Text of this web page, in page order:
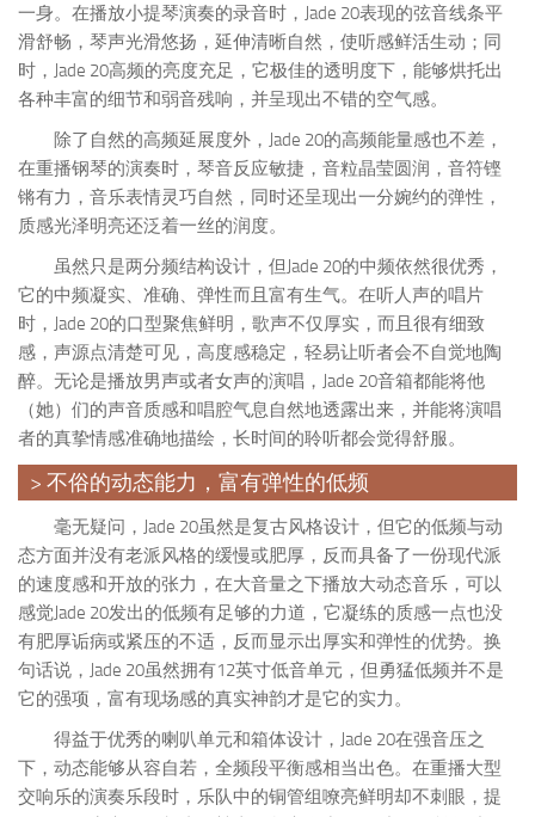
一身。在播放小提琴演奏的录音时，Jade 20表现的弦音线条平
滑舒畅，琴声光滑悠扬，延伸清晰自然，使听感鲜活生动；同
时，Jade 20高频的亮度充足，它极佳的透明度下，能够烘托出
各种丰富的细节和弱音残响，并呈现出不错的空气感。
除了自然的高频延展度外，Jade 20的高频能量感也不差，
在重播钢琴的演奏时，琴音反应敏捷，音粒晶莹圆润，音符铿
锵有力，音乐表情灵巧自然，同时还呈现出一分婉约的弹性，
质感光泽明亮还泛着一丝的润度。
虽然只是两分频结构设计，但Jade 20的中频依然很优秀，
它的中频凝实、准确、弹性而且富有生气。在听人声的唱片
时，Jade 20的口型聚焦鲜明，歌声不仅厚实，而且很有细致
感，声源点清楚可见，高度感稳定，轻易让听者会不自觉地陶
醉。无论是播放男声或者女声的演唱，Jade 20音箱都能将他
（她）们的声音质感和唱腔气息自然地透露出来，并能将演唱
者的真挚情感准确地描绘，长时间的聆听都会觉得舒服。
> 不俗的动态能力，富有弹性的低频
毫无疑问，Jade 20虽然是复古风格设计，但它的低频与动
态方面并没有老派风格的缓慢或肥厚，反而具备了一份现代派
的速度感和开放的张力，在大音量之下播放大动态音乐，可以
感觉Jade 20发出的低频有足够的力道，它凝练的质感一点也没
有肥厚诟病或紧压的不适，反而显示出厚实和弹性的优势。换
句话说，Jade 20虽然拥有12英寸低音单元，但勇猛低频并不是
它的强项，富有现场感的真实神韵才是它的实力。
得益于优秀的喇叭单元和箱体设计，Jade 20在强音压之
下，动态能够从容自若，全频段平衡感相当出色。在重播大型
交响乐的演奏乐段时，乐队中的铜管组嘹亮鲜明却不刺眼，提